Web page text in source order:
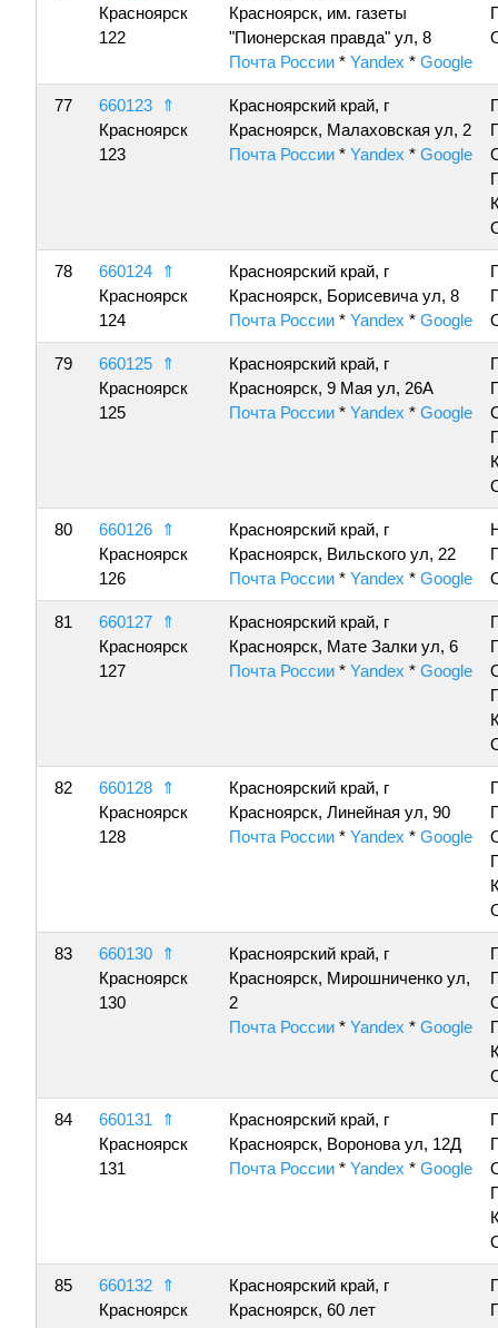
Красноярск
122
Красноярск, им. газеты
"Пионерская правда" ул, 8
Почта России * Yandex * Google
77 660123
⇑
Красноярск
123
Красноярский край, г
Красноярск, Малаховская ул, 2
Почта России * Yandex * Google
78 660124
⇑
Красноярск
124
Красноярский край, г
Красноярск, Борисевича ул, 8
Почта России * Yandex * Google
79 660125
⇑
Красноярск
125
Красноярский край, г
Красноярск, 9 Мая ул, 26А
Почта России * Yandex * Google
80 660126
⇑
Красноярск
126
Красноярский край, г
Красноярск, Вильского ул, 22
Почта России * Yandex * Google
81 660127
⇑
Красноярск
127
Красноярский край, г
Красноярск, Мате Залки ул, 6
Почта России * Yandex * Google
82 660128
⇑
Красноярск
128
Красноярский край, г
Красноярск, Линейная ул, 90
Почта России * Yandex * Google
83 660130
⇑
Красноярск
130
Красноярский край, г
Красноярск, Мирошниченко ул,
2
Почта России * Yandex * Google
84 660131
⇑
Красноярск
131
Красноярский край, г
Красноярск, Воронова ул, 12Д
Почта России * Yandex * Google
85 660132
⇑
Красноярск
Красноярский край, г
Красноярск, 60 лет